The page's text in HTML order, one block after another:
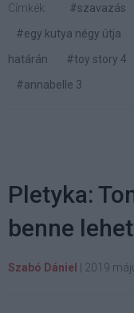
Címkék: #szavazás
#egy kutya négy útja
határán
#toy story 4
#annabelle 3
Pletyka:
benne
Szabó Dániel 2019